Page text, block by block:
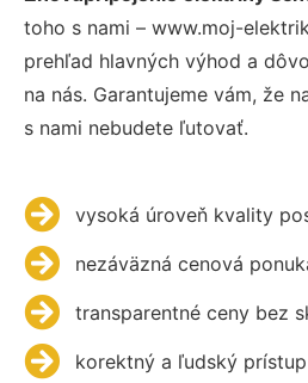
toho s nami – www.moj-
prehľad hlavných výhod a
na nás. Garantujeme vám, že
s nami nebudete ľutovať.
vysoká úroveň kvality
nezáväzná cenová
transparentné ceny bez
korektný a ľudský